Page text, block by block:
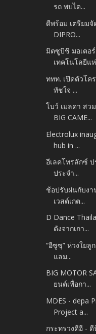
รถ พบได...
ดีพร้อม เตรียมจั
DIPRO...
มิตซูบิชิ มอเตอ
เทคโนโลยีแห่
ททท. เปิดตัวโค
ทัชใจ ...
โบว์ เมลดา ส
BIG CAME...
Electrolux
hub in ...
อีเลคโทรลักซ์
ประจำ...
ช้อปรับฝนกับงา
เวสต์เกต...
D Dance
ดังจากเกา...
“อีซูซุ” ห่วงใย
แลม...
BIG MOTOR
ยนต์เพื่อกา...
MDES - depa
Project a...
กระทรวงดีอี -